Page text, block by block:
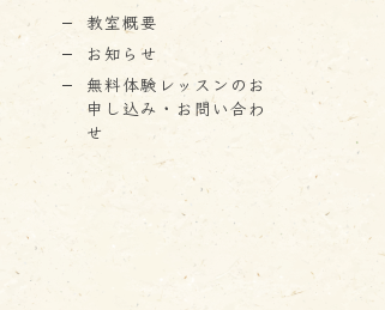
教室概要
お知らせ
無料体験レッスンのお
申し込み・お問い合わ
せ